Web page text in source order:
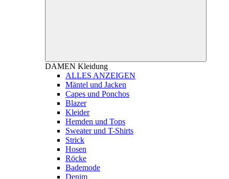
DAMEN Kleidung
ALLES ANZEIGEN
Mäntel und Jacken
Capes und Ponchos
Blazer
Kleider
Hemden und Tops
Sweater und T-Shirts
Strick
Hosen
Röcke
Bademode
Denim